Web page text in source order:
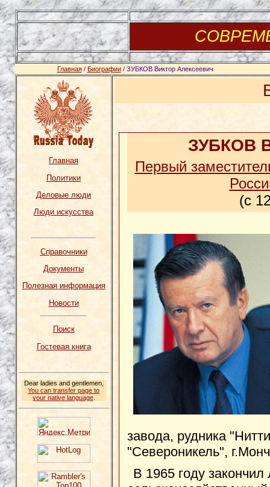
Главная/ Биографии/ ЗУБКОВ Виктор Алексеевич
Главная
Политики
Деловые люди
Люди искусства
Справочники
Документы
Полезная информация
Новости
Поиск
Гостевая книга
Dear ladies and gentlemen,
You can transfer page to
your native language.
ЗУБКОВ
Первый
(с
завода, рудника
"Североникель",
В 1965 году закончил